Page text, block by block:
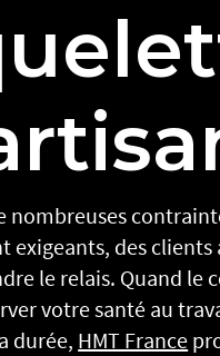
nombreuses
exigeants, des
le relais. Quand le
votre santé au
durée, HMT France